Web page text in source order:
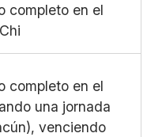
completo en el
completo en el
una jornada
venciendo